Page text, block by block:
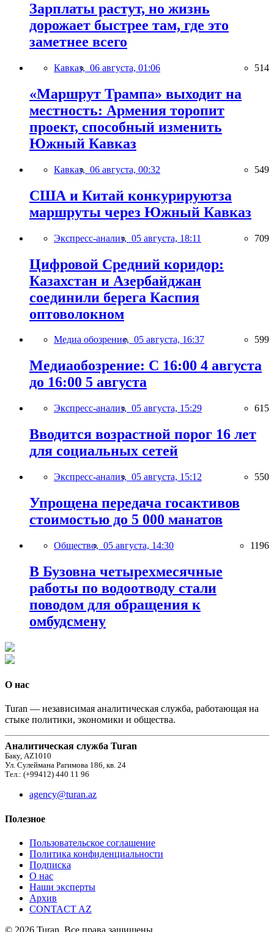
Зарплаты растут, но жизнь
дорожает быстрее там, где это
заметнее всего
Кавказ, 06 августа, 01:06 514
«Маршрут Трампа» выходит на
местность: Армения торопит
проект, способный изменить
Южный Кавказ
Кавказ, 06 августа, 00:32 549
США и Китай конкурируютза
маршруты через Южный Кавказ
Экспресс-анализ, 05 августа, 18:11 709
Цифровой Средний коридор:
Казахстан и Азербайджан
соединили берега Каспия
оптоволокном
Медиа обозрение, 05 августа, 16:37 599
Медиаобозрение: С 16:00 4 августа
до 16:00 5 августа
Экспресс-анализ, 05 августа, 15:29 615
Вводится возрастной порог 16 лет
для социальных сетей
Экспресс-анализ, 05 августа, 15:12 550
Упрощена передача госактивов
стоимостью до 5 000 манатов
Общество, 05 августа, 14:30 1196
В Бузовна четырехмесячные
работы по водоотводу стали
поводом для обращения к
омбудсмену
О нас
Turan — независимая аналитическая служба, работающая на
стыке политики, экономики и общества.
Аналитическая служба Turan
Баку, AZ1010
Ул. Сулеймана Рагимова 186, кв. 24
Тел.: (+99412) 440 11 96
agency@turan.az
Полезное
Пользовательское соглашение
Политика конфиденциальности
Подписка
О нас
Наши эксперты
Архив
CONTACT AZ
© 2026 Turan. Все права защищены.